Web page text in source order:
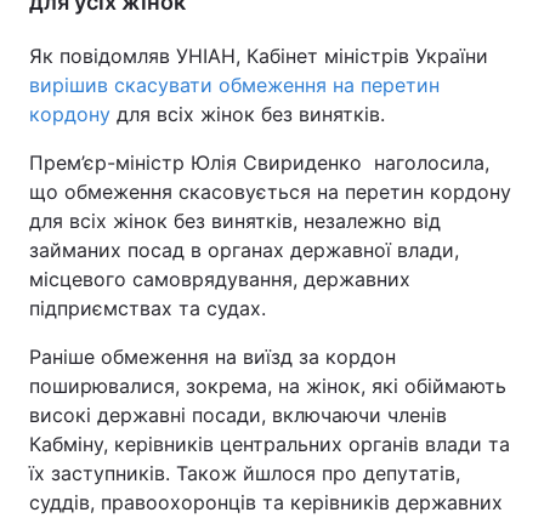
Як повідомляв УНІАН, Кабінет міністрів України
вирішив скасувати обмеження на перетин
кордону для всіх жінок без винятків.
Прем’єр-міністр Юлія Свириденко наголосила,
що обмеження скасовується на перетин кордону
для всіх жінок без винятків, незалежно від
займаних посад в органах державної влади,
місцевого самоврядування, державних
підприємствах та судах.
Раніше обмеження на виїзд за кордон
поширювалися, зокрема, на жінок, які обіймають
високі державні посади, включаючи членів
Кабміну, керівників центральних органів влади та
їх заступників. Також йшлося про депутатів,
суддів, правоохоронців та керівників державних